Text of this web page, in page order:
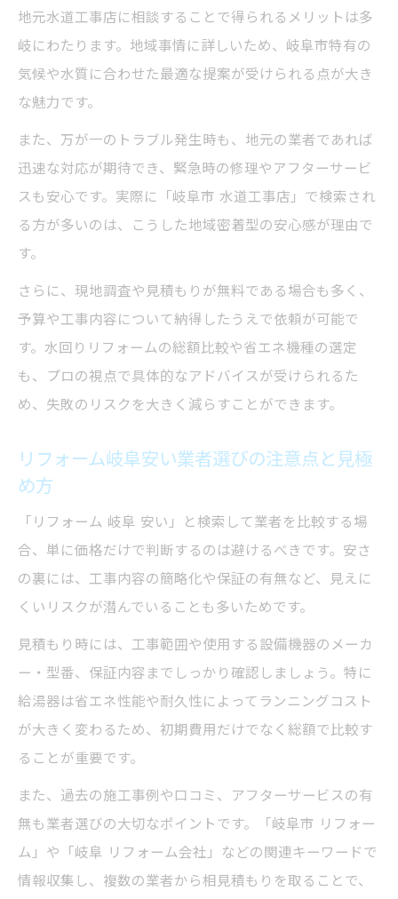
見積もり時に確認すべき追加費用のポイン
ト
省エネ機種選びで光熱費を抑える具体策
水回りリフォームと給湯器交換のセットが
お得な理由
岐阜市リフォーム会社の料金体系と注意点
水回り工事の手間を減らすポイント
岐阜市水道工事店の効率的な依頼方法
ネット完結で簡単にできる水回りリフォー
ム
給湯器交換時の立ち会い負担を減らす工夫
リフォーム岐阜安い業者のスピード対応特
長く安心できる水回りの整え方
感
岐阜市リフォーム会社の保証内容を比較
地元水道工事店に相談することで得られるメリットは多
岐にわたります。地域事情に詳しいため、岐阜市特有の
気候や水質に合わせた最適な提案が受けられる点が大き
な魅力です。
また、万が一のトラブル発生時も、地元の業者であれば
迅速な対応が期待でき、緊急時の修理やアフターサービ
スも安心です。実際に「岐阜市 水道工事店」で検索され
る方が多いのは、こうした地域密着型の安心感が理由で
す。
さらに、現地調査や見積もりが無料である場合も多く、
予算や工事内容について納得したうえで依頼が可能で
す。水回りリフォームの総額比較や省エネ機種の選定
も、プロの視点で具体的なアドバイスが受けられるた
め、失敗のリスクを大きく減らすことができます。
リフォーム岐阜安い業者選びの注意点と見極
め方
「リフォーム 岐阜 安い」と検索して業者を比較する場
合、単に価格だけで判断するのは避けるべきです。安さ
の裏には、工事内容の簡略化や保証の有無など、見えに
くいリスクが潜んでいることも多いためです。
見積もり時には、工事範囲や使用する設備機器のメーカ
ー・型番、保証内容までしっかり確認しましょう。特に
給湯器は省エネ性能や耐久性によってランニングコスト
が大きく変わるため、初期費用だけでなく総額で比較す
ることが重要です。
また、過去の施工事例や口コミ、アフターサービスの有
無も業者選びの大切なポイントです。「岐阜市 リフォー
ム」や「岐阜 リフォーム会社」などの関連キーワードで
情報収集し、複数の業者から相見積もりを取ることで、